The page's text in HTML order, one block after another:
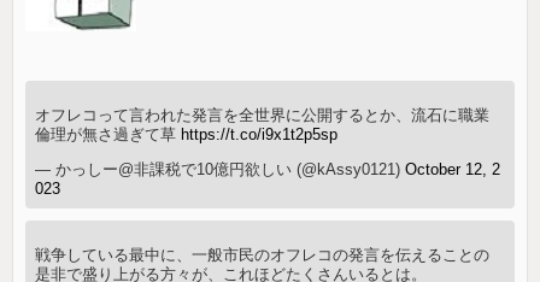
オフレコって言われた発言を全世界に公開するとか、流石に職業
倫理が無さ過ぎて草 https://t.co/i9x1t2p5sp
— かっしー@非課税で10億円欲しい (@kAssy0121)October 12, 2
023
戦争している最中に、一般市民のオフレコの発言を伝えることの
是非で盛り上がる方々が、これほどたくさんいるとは。